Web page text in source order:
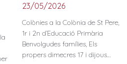
23/05/2026
Colònies a la Colònia de St Pere,
1r i 2n d’Educació Primària
Benvolgudes famílies, Els
propers dimecres 17 i dijous…